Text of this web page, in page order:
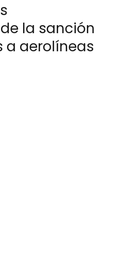
la sanción
a aerolíneas